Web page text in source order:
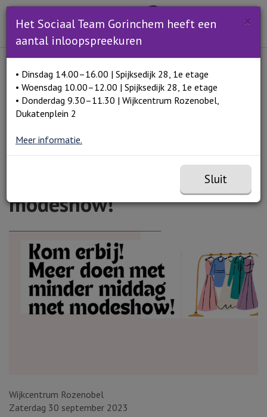
Open en sluit het
Menu Open
Lees voor
Home
Kom erbij! Meer doen met minder middag met
modeshow!
Kom erbij! Meer doen met
modeshow!
Wijkcentrum Rozenobel
Zaterdag 30 september 2023
×
Het Sociaal Team Gorinchem heeft een
aantal inloopspreekuren
• Dinsdag 14.00–16.00 | Spijksedijk 28, 1e etage
• Woensdag 10.00–12.00 | Spijksedijk 28, 1e etage
• Donderdag 9.30–11.30 | Wijkcentrum Rozenobel,
Dukatenplein 2
Meer informatie.
Sluit